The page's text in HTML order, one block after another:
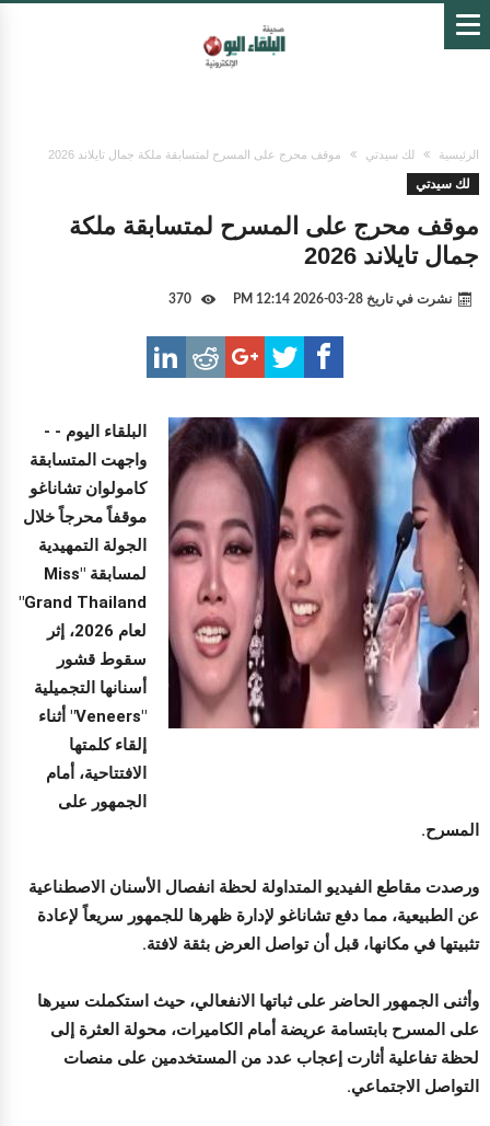
الرئيسية لك سيدتي موقف محرج على المسرح لمتسابقة ملكة جمال تايلاند 2026
لك سيدتي
موقف محرج على المسرح لمتسابقة ملكة
جمال تايلاند 2026
نشرت في تاريخ 28-03-2026 12:14 PM
البلقاء اليوم - -
واجهت المتسابقة
كامولوان تشاناغو
موقفاً محرجاً خلال
الجولة التمهيدية
لمسابقة "Miss
Grand Thailand"
لعام 2026، إثر
سقوط قشور
أسنانها التجميلية
"Veneers" أثناء
إلقاء كلمتها
الافتتاحية، أمام
الجمهور على
المسرح.
ورصدت مقاطع الفيديو المتداولة لحظة انفصال الأسنان الاصطناعية
عن الطبيعية، مما دفع تشاناغو لإدارة ظهرها للجمهور سريعاً لإعادة
تثبيتها في مكانها، قبل أن تواصل العرض بثقة لافتة.
وأثنى الجمهور الحاضر على ثباتها الانفعالي، حيث استكملت سيرها
على المسرح بابتسامة عريضة أمام الكاميرات، محولة العثرة إلى
لحظة تفاعلية أثارت إعجاب عدد من المستخدمين على منصات
التواصل الاجتماعي.